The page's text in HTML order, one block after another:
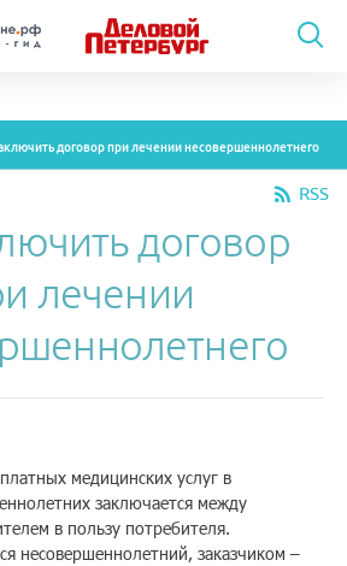
договор при лечении несовершеннолетнего
RSS
договор
лечении
медицинских услуг в
заключается между
в пользу потребителя.
несовершеннолетний, заказчиком –